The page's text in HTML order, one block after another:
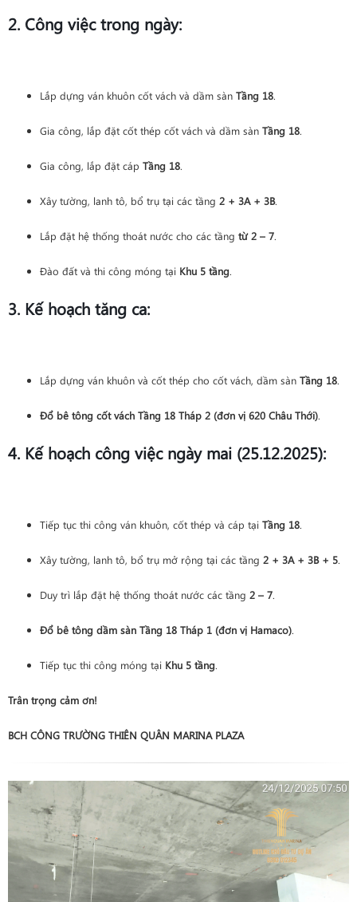
2. Công việc trong ngày:
Lắp dựng ván khuôn cốt vách và dầm sàn Tầng 18.
Gia công, lắp đặt cốt thép cốt vách và dầm sàn Tầng 18.
Gia công, lắp đặt cáp Tầng 18.
Xây tường, lanh tô, bổ trụ tại các tầng 2 + 3A + 3B.
Lắp đặt hệ thống thoát nước cho các tầng từ 2 – 7.
Đào đất và thi công móng tại Khu 5 tầng.
3. Kế hoạch tăng ca:
Lắp dựng ván khuôn và cốt thép cho cốt vách, dầm sàn Tầng 18.
Đổ bê tông cốt vách Tầng 18 Tháp 2 (đơn vị 620 Châu Thới).
4. Kế hoạch công việc ngày mai (25.12.2025):
Tiếp tục thi công ván khuôn, cốt thép và cáp tại Tầng 18.
Xây tường, lanh tô, bổ trụ mở rộng tại các tầng 2 + 3A + 3B + 5.
Duy trì lắp đặt hệ thống thoát nước các tầng 2 – 7.
Đổ bê tông dầm sàn Tầng 18 Tháp 1 (đơn vị Hamaco).
Tiếp tục thi công móng tại Khu 5 tầng.
Trân trọng cảm ơn!
BCH CÔNG TRƯỜNG THIÊN QUÂN MARINA PLAZA